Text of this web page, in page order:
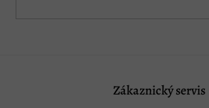
Zákaznický servis